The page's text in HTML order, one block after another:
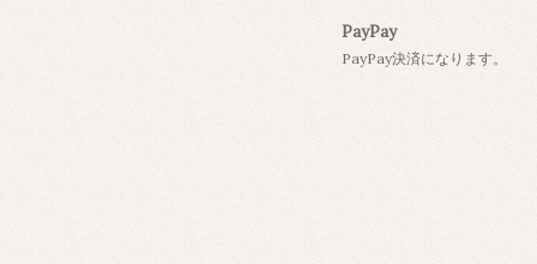
PayPay
PayPay決済になります。